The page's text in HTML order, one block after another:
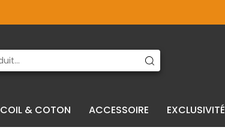
COIL & COTON ACCESSOIRE EXCLUSIVITÉ